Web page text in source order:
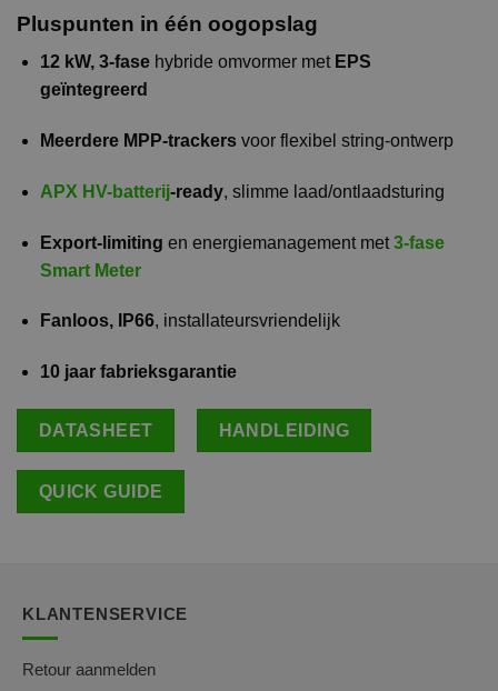
Pluspunten in één oogopslag
12 kW, 3-fasehybride omvormer met EPS
geïntegreerd
Meerdere MPP-trackersvoor flexibel string-ontwerp
APX HV-batterij-ready, slimme laad/ontlaadsturing
Export-limiting en energiemanagement met3-fase
Smart Meter
Fanloos, IP66, installateursvriendelijk
10 jaar fabrieksgarantie
DATASHEET HANDLEIDING
QUICK GUIDE
KLANTENSERVICE
Retour aanmelden